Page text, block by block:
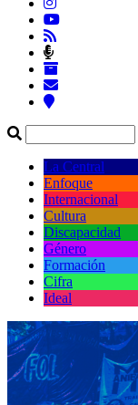
La Central
Enfoque
Internacional
Cultura
Discapacidad
Género
Formación
Cifra
Ideal